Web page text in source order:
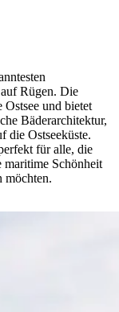
Rügen. Die
und bietet
Bäderarchitektur,
die Ostseeküste.
für alle, die
maritime Schönheit
möchten.